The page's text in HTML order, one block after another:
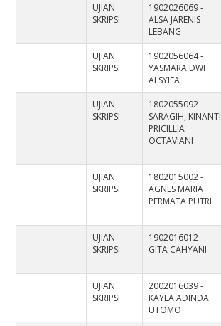
UJIAN
SKRIPSI
1902026069 -
ALSA JARENIS
LEBANG
UJIAN
SKRIPSI
1902056064 -
YASMARA DWI
ALSYIFA
UJIAN
SKRIPSI
1802055092 -
SARAGIH, KINANTI
PRICILLIA
OCTAVIANI
UJIAN
SKRIPSI
1802015002 -
AGNES MARIA
PERMATA PUTRI
UJIAN
SKRIPSI
1902016012 -
GITA CAHYANI
UJIAN
SKRIPSI
2002016039 -
KAYLA ADINDA
UTOMO